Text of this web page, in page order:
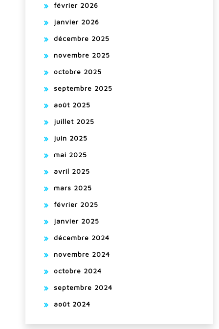
février 2026
janvier 2026
décembre 2025
novembre 2025
octobre 2025
septembre 2025
août 2025
juillet 2025
juin 2025
mai 2025
avril 2025
mars 2025
février 2025
janvier 2025
décembre 2024
novembre 2024
octobre 2024
septembre 2024
août 2024